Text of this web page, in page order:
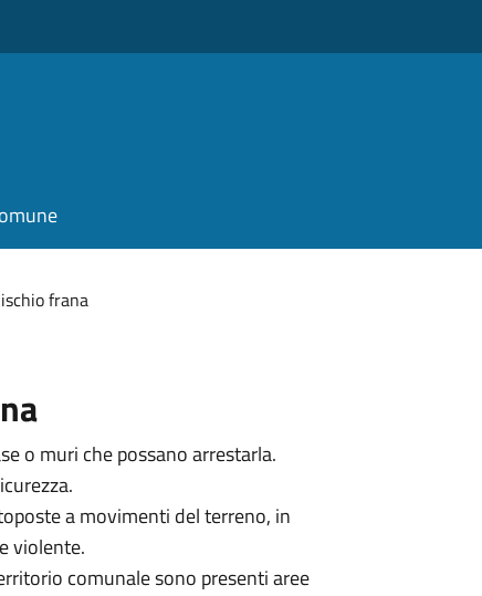
frana
o muri che possano arrestarla.
a movimenti del terreno, in
violente.
comunale sono presenti aree